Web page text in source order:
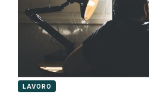
LAVORO